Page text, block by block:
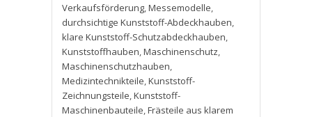
Verkaufsförderung,Messemodelle,
durchsichtige Kunststoff-Abdeckhauben,
klare Kunststoff-Schutzabdeckhauben,
Kunststoffhauben,Maschinenschutz,
Maschinenschutzhauben,
Medizintechnikteile,Kunststoff-
Zeichnungsteile,Kunststoff-
Maschinenbauteile,Frästeile aus klarem